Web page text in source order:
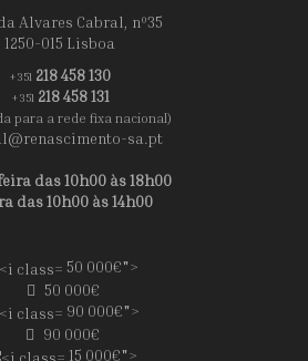
Alvares Cabral, nº35
1250-015 Lisboa
+351 218 458 130
+351 218 458 131
para a rede fixa nacional)
sa.pt
das 10h00 às 18h00
das 10h00 às 14h00
50 000€">
50 000€
90 000€">
90 000€
15 000€">